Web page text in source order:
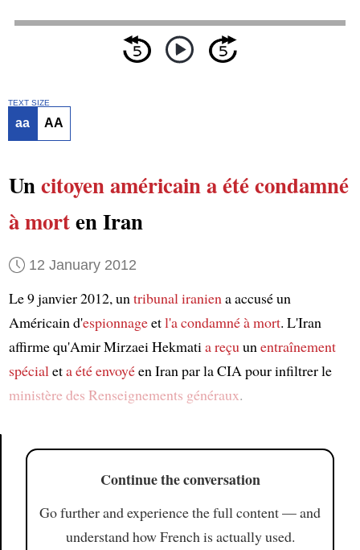
TEXT SIZE
aa AA
Uncitoyen américaina été condamné
à morten Iran
12 January 2012
Le 9 janvier 2012, untribunal iraniena accusé un
Américain d'espionnageetl'a condamné à mort. L'Iran
affirme qu'Amir Mirzaei Hekmatia reçuunentraînement
spécialeta été envoyéen Iran par la CIA pour infiltrer le
ministère des Renseignements généraux.
Continue the conversation
Go further and experience the full content — and
understand how French is actually used.